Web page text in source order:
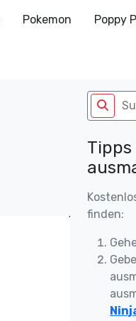
Pokemon Poppy
Tipps
finden: